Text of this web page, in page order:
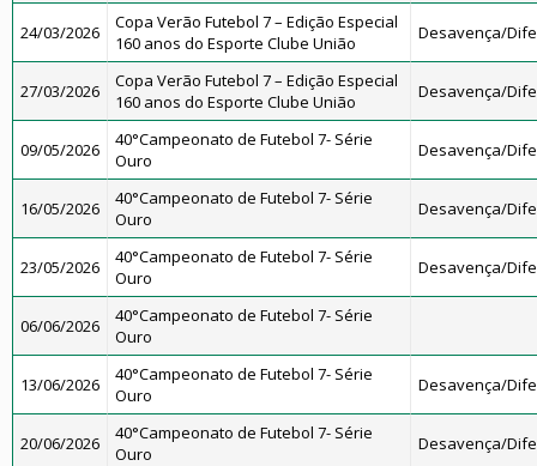
24/03/2026
Copa Verão Futebol 7 – Edição Especial
160 anos do Esporte Clube União
Desavença/
27/03/2026
Copa Verão Futebol 7 – Edição Especial
160 anos do Esporte Clube União
Desavença/
09/05/2026
40°Campeonato de Futebol 7- Série
Ouro
Desavença/
16/05/2026
40°Campeonato de Futebol 7- Série
Ouro
Desavença/
23/05/2026
40°Campeonato de Futebol 7- Série
Ouro
Desavença/
06/06/2026
40°Campeonato de Futebol 7- Série
Ouro
13/06/2026
40°Campeonato de Futebol 7- Série
Ouro
Desavença/
20/06/2026
40°Campeonato de Futebol 7- Série
Ouro
Desavença/